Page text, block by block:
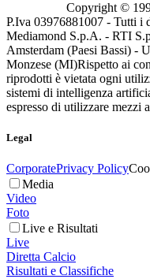
Copyright ©
P.Iva 03976881007 - Tutti i
Mediamond S.p.A. - RTI
Amsterdam (Paesi Bassi) -
Monzese (MI)Rispetto ai
riprodotti è vietata ogni
sistemi di intelligenza
espresso di utilizzare mezzi
Legal
CorporatePrivacy Policy
Media
Video
Foto
Live e Risultati
Live
Diretta Calcio
Risultati e Classifiche